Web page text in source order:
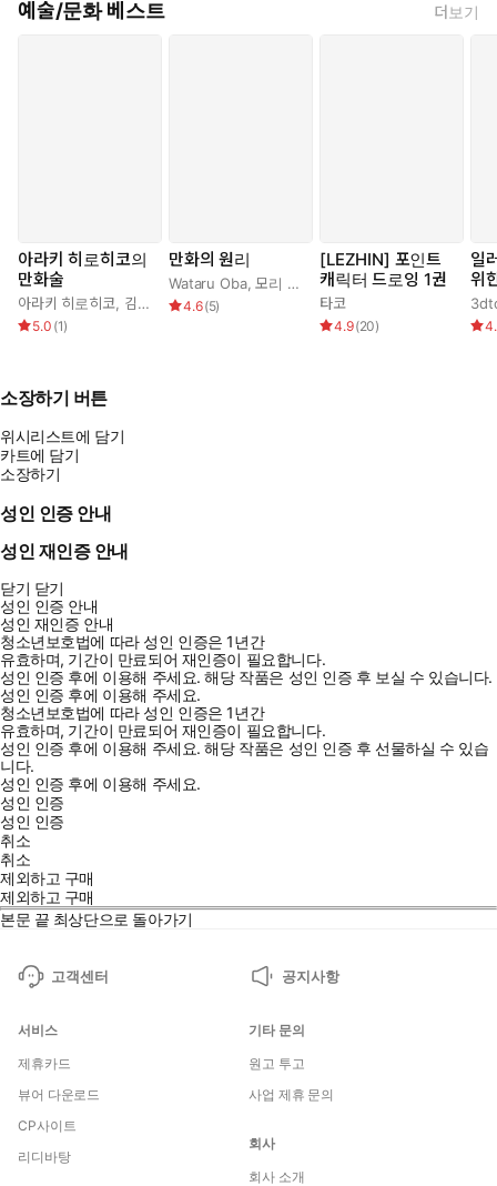
예술/문화 베스트 더보기
아라키 히로히코의
만화술
아라키 히로히코, 김부장
5.0 (1)
만화의 원리
Wataru Oba,모리 카오루 ,이리에 아키
4.6(5)
[LEZHIN] 포인트
캐릭터 드로잉 1권
타코
4.9(20)
일
위
감
:
소장하기 버튼
위시리스트에 담기
카트에 담기
소장하기
성인 인증 안내
성인 재인증 안내
닫기 닫기
성인 인증 안내
성인 재인증 안내
청소년보호법에 따라 성인 인증은 1년간
유효하며, 기간이 만료되어 재인증이 필요합니다.
성인 인증 후에 이용해 주세요.해당 작품은 성인 인증 후 보실 수 있습니다.
성인 인증 후에 이용해 주세요.
청소년보호법에 따라 성인 인증은 1년간
유효하며, 기간이 만료되어 재인증이 필요합니다.
성인 인증 후에 이용해 주세요.해당 작품은 성인 인증 후 선물하실 수 있습
니다.
성인 인증 후에 이용해 주세요.
성인 인증
성인 인증
취소
취소
제외하고 구매
제외하고 구매
본문 끝 최상단으로 돌아가기
고객센터 공지사항
서비스
제휴카드
뷰어 다운로드
CP사이트
리디바탕
기타 문의
원고 투고
사업 제휴 문의
회사
회사 소개